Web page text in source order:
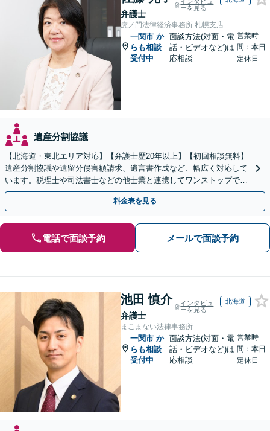
弁護士
ーを見る
虎ノ門法律経済事務所 札幌支店
一関市 か
らも相談
受付中
面談方法(対面・電
話・ビデオなど)は
応相談
営業時
間：本日
定休日
遺産分割協議
【北海道・東北エリア対応】【弁護士歴20年以上】【初回相談無料】
遺産分割協議や遺留分侵害額請求、遺言書作成など、幅広く対応して
います。税理士や司法書士などの他士業と連携してワンストップでの
解決が可能です。ぜひご相談ください。
料金表を見る
電話で面談予約 メールで面談予約
池田 慎介
弁護士
インタビュ
ーを見る
北海道
まこまない法律事務所
一関市 か
らも相談
受付中
面談方法(対面・電
話・ビデオなど)は
応相談
営業時
間：本日
定休日